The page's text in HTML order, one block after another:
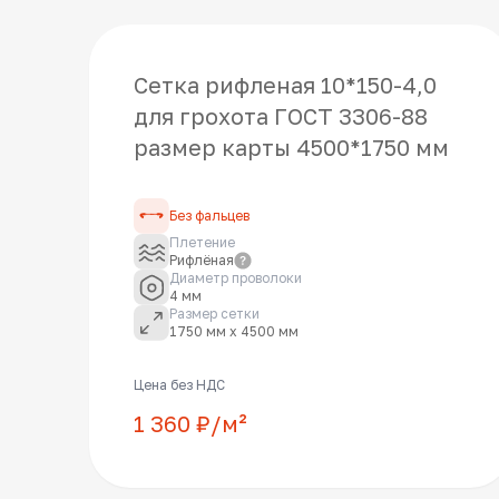
Сетка рифленая 10*150-4,0
для грохота ГОСТ 3306-88
размер карты 4500*1750 мм
Без фальцев
Плетение
Рифлёная
Диаметр проволоки
4 мм
Размер сетки
1750 мм x 4500 мм
Цена без НДС
1 360 ₽/м²